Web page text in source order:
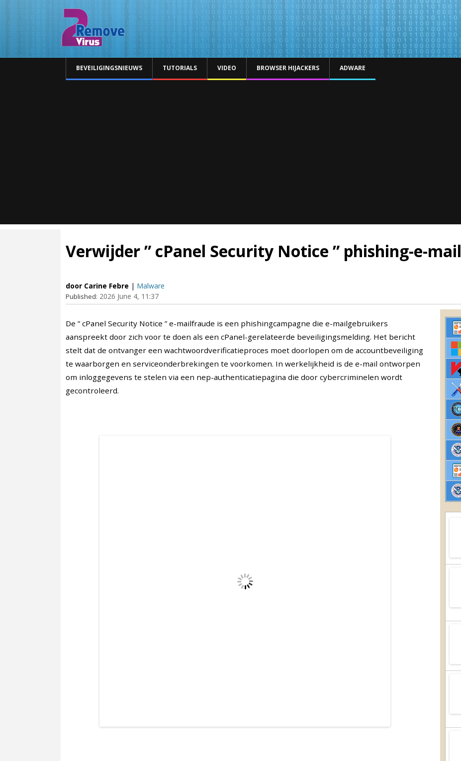
BEVEILIGINGSNIEUWS TUTORIALS VIDEO BROWSER HIJACKERS ADWARE
Verwijder ” cPanel Security Notice ” phishing-e-mail
door Carine Febre | Malware
Published: 2026 June 4, 11:37
De ” cPanel Security Notice ” e-mailfraude is een phishingcampagne die e-mailgebruikers
aanspreekt door zich voor te doen als een cPanel-gerelateerde beveiligingsmelding. Het bericht
stelt dat de ontvanger een wachtwoordverificatieproces moet doorlopen om de accountbeveiliging
te waarborgen en serviceonderbrekingen te voorkomen. In werkelijkheid is de e-mail ontworpen
om inloggegevens te stelen via een nep-authenticatiepagina die door cybercriminelen wordt
gecontroleerd.